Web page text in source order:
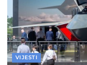
VIJESTI